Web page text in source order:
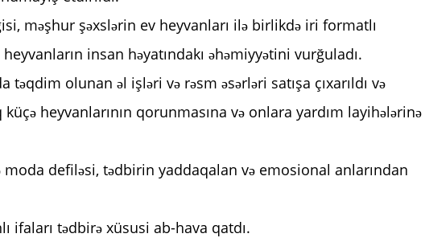
məşhur şəxslərin ev heyvanları ilə birlikdə iri formatlı
insan həyatındakı əhəmiyyətini vurğuladı.
təqdim olunan əl işləri və rəsm əsərləri satışa çıxarıldı və
heyvanlarının qorunmasına və onlara yardım layihələrinə
moda defiləsi, tədbirin yaddaqalan və emosional anlarından
ifaları tədbirə xüsusi ab-hava qatdı.